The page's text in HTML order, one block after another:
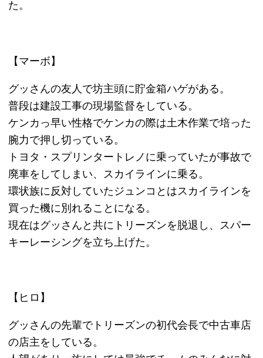
捕されたがすぐに釈放された。
ケンカもかなり強く得意技は強烈なハイキック。
自分の技に名前をつけ、「ドラゴンポテトドッグキ
ックフィッシュ」などがあり、知っている英語を並
べただけという。
ゼン専属の運転手は走りに関してはほぼ素人であ
る。
ユウジと仲が悪く、トリーズンには入っていなかっ
たが、ヒロ達の引退後グッさん達に呼ばれスパーキ
ーレーシングに参加している。
ワルの世界では名前が広いハマダであり、彼に呼び
出されるとろくなことがないと後輩からは思われて
いる。
買取の流れ
買取商品一覧